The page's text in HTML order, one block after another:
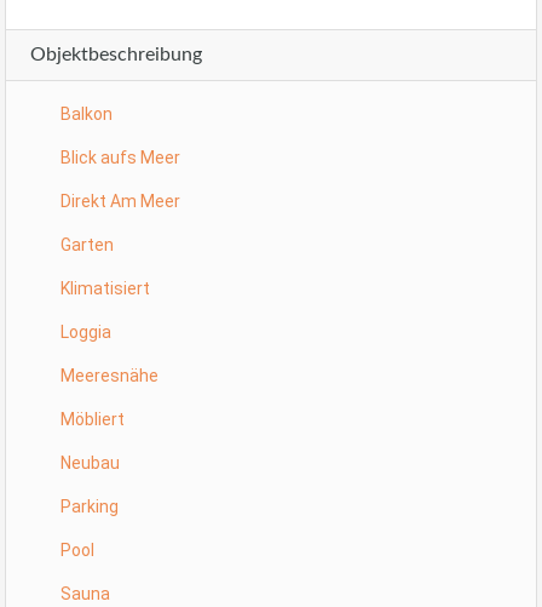
Objektbeschreibung
Balkon
Blick aufs Meer
Direkt Am Meer
Garten
Klimatisiert
Loggia
Meeresnähe
Möbliert
Neubau
Parking
Pool
Sauna